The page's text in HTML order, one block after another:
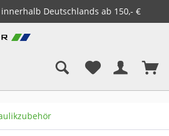
Deutschlands ab 150,- €